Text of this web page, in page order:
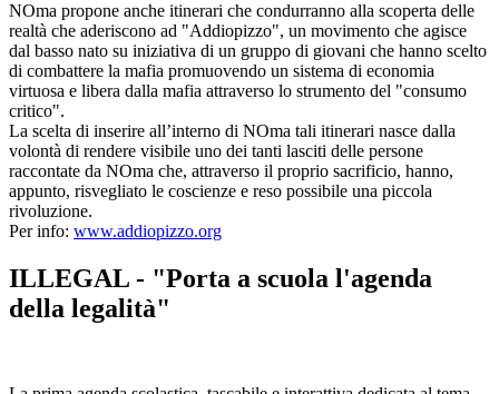
NOma propone anche itinerari che condurranno alla scoperta delle
realtà che aderiscono ad "Addiopizzo", un movimento che agisce
dal basso nato su iniziativa di un gruppo di giovani che hanno scelto
di combattere la mafia promuovendo un sistema di economia
virtuosa e libera dalla mafia attraverso lo strumento del "consumo
critico".
La scelta di inserire all’interno di NOma tali itinerari nasce dalla
volontà di rendere visibile uno dei tanti lasciti delle persone
raccontate da NOma che, attraverso il proprio sacrificio, hanno,
appunto, risvegliato le coscienze e reso possibile una piccola
rivoluzione.
Per info: www.addiopizzo.org
ILLEGAL - "Porta a scuola l'agenda
della legalità"